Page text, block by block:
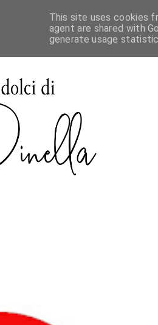
This site uses cookies
agent are shared with
generate usage